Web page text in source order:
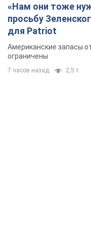
«Нам они тоже
просьбу
для Patriot
Американские запасы
ограничены
7 часов назад 2,5 т.